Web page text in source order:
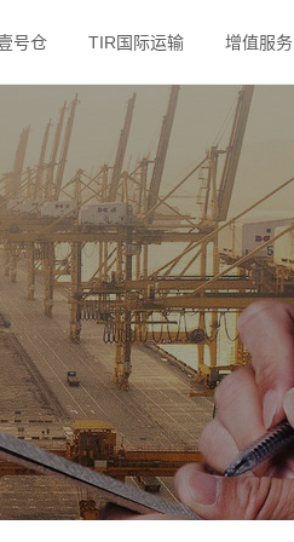
号仓 TIR国际运输 增值服务